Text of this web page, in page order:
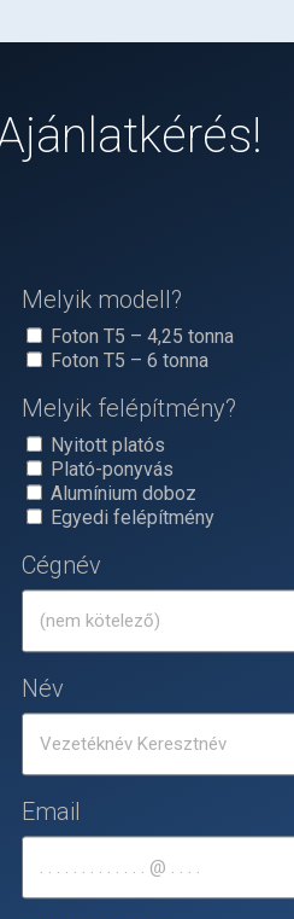
Melyik modell?
Foton T5 – 4,25 tonna
Foton T5 – 6 tonna
Melyik felépítmény?
Nyitott platós
Plató-ponyvás
Alumínium doboz
Egyedi felépítmény
Cégnév
Név
Email